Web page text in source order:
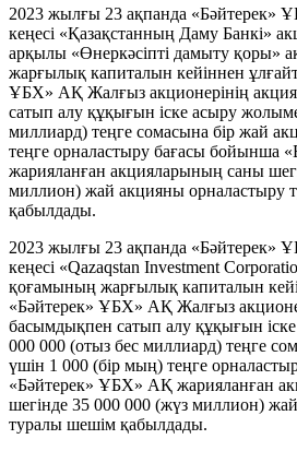
2023 жылғы 23 ақпанда «Бәйтерек»
кеңесі «Қазақстанның Даму Банкі»
арқылы «Өнеркәсіпті дамыту қоры»
жарғылық капиталын кейіннен
ҰБХ» АҚ Жалғыз акционерінің
сатып алу құқығын іске асыру
миллиард) теңге сомасына бір жай
теңге орналастыру бағасы бойынша
жарияланған акцияларының саны
миллион) жай акцияны орналастыру
қабылдады.
2023 жылғы 23 ақпанда «Бәйтерек»
кеңесі «Qazaqstan Investment
қоғамының жарғылық капиталын
«Бәйтерек» ҰБХ» АҚ Жалғыз
басымдықпен сатып алу құқығын
000 000 (отыз бес миллиард) теңге
үшін 1 000 (бір мың) теңге
«Бәйтерек» ҰБХ» АҚ жарияланған
шегінде 35 000 000 (жүз миллион)
туралы шешім қабылдады.